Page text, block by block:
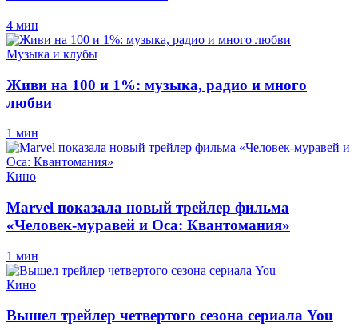
4 мин
Музыка и клубы
Живи на 100 и 1%: музыка, радио и много
любви
1 мин
Кино
Marvel показала новый трейлер фильма
«Человек-муравей и Оса: Квантомания»
1 мин
Кино
Вышел трейлер четвертого сезона сериала You